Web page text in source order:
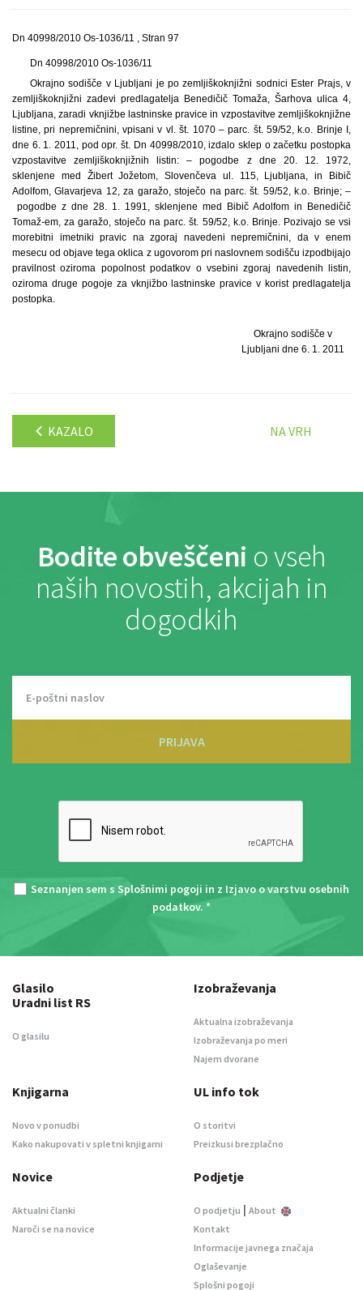
Dn 40998/2010 Os-1036/11 , Stran 97
Dn 40998/2010 Os-1036/11
Okrajno sodišče v Ljubljani je po zemljiškoknjižni sodnici Ester Prajs, v
zemljiškoknjižni zadevi predlagatelja Benedičič Tomaža, Šarhova ulica 4,
Ljubljana, zaradi vknjižbe lastninske pravice in vzpostavitve zemljiškoknjižne
listine, pri nepremičnini, vpisani v vl. št. 1070 – parc. št. 59/52, k.o. Brinje I,
dne 6. 1. 2011, pod opr. št. Dn 40998/2010, izdalo sklep o začetku postopka
vzpostavitve zemljiškoknjižnih listin: – pogodbe z dne 20. 12. 1972,
sklenjene med Žibert Jožetom, Slovenčeva ul. 115, Ljubljana, in Bibič
Adolfom, Glavarjeva 12, za garažo, stoječo na parc. št. 59/52, k.o. Brinje; –
pogodbe z dne 28. 1. 1991, sklenjene med Bibič Adolfom in Benedičič
Tomaž-em, za garažo, stoječo na parc. št. 59/52, k.o. Brinje. Pozivajo se vsi
morebitni imetniki pravic na zgoraj navedeni nepremičnini, da v enem
mesecu od objave tega oklica z ugovorom pri naslovnem sodišču izpodbijajo
pravilnost oziroma popolnost podatkov o vsebini zgoraj navedenih listin,
oziroma druge pogoje za vknjižbo lastninske pravice v korist predlagatelja
postopka.
Okrajno sodišče v
Ljubljani dne 6. 1. 2011
KAZALO NA VRH
Bodite obveščeni o vseh
naših novostih, akcijah in
dogodkih
PRIJAVA
Seznanjen sem s Splošnimi pogoji in z Izjavo o varstvu osebnih
podatkov. *
Glasilo
Uradni list RS
O glasilu
Izobraževanja
Aktualna izobraževanja
Izobraževanja po meri
Najem dvorane
Knjigarna
Novo v ponudbi
Kako nakupovati v spletni knjigarni
UL info tok
O storitvi
Preizkusi brezplačno
Novice
Aktualni članki
Naroči se na novice
Podjetje
O podjetju | About
Kontakt
Informacije javnega značaja
Oglaševanje
Splošni pogoji